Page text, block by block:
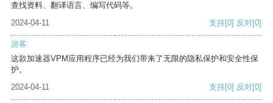
查找资料、翻译语言、编写代码等。
2024-04-11
支持[0] 反对[0]
游客
这款加速器VPM应用程序已经为我们带来了无限的隐私保护和安全性保
护。
2024-04-11
支持[0] 反对[0]